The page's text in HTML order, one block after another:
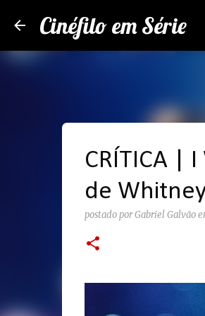
Cinéfilo em Série
CRÍTICA |
de
postado porGabriel Galvão